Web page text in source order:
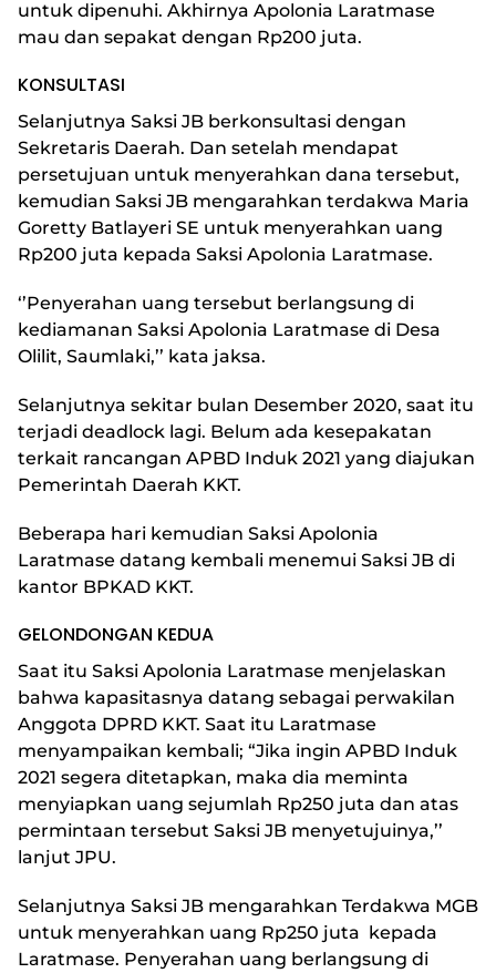
untuk dipenuhi. Akhirnya Apolonia Laratmase
mau dan sepakat dengan Rp200 juta.
KONSULTASI
Selanjutnya Saksi JB berkonsultasi dengan
Sekretaris Daerah. Dan setelah mendapat
persetujuan untuk menyerahkan dana tersebut,
kemudian Saksi JB mengarahkan terdakwa Maria
Goretty Batlayeri SE untuk menyerahkan uang
Rp200 juta kepada Saksi Apolonia Laratmase.
‘’Penyerahan uang tersebut berlangsung di
kediamanan Saksi Apolonia Laratmase di Desa
Olilit, Saumlaki,’’ kata jaksa.
Selanjutnya sekitar bulan Desember 2020, saat itu
terjadi deadlock lagi. Belum ada kesepakatan
terkait rancangan APBD Induk 2021 yang diajukan
Pemerintah Daerah KKT.
Beberapa hari kemudian Saksi Apolonia
Laratmase datang kembali menemui Saksi JB di
kantor BPKAD KKT.
GELONDONGAN KEDUA
Saat itu Saksi Apolonia Laratmase menjelaskan
bahwa kapasitasnya datang sebagai perwakilan
Anggota DPRD KKT. Saat itu Laratmase
menyampaikan kembali; “Jika ingin APBD Induk
2021 segera ditetapkan, maka dia meminta
menyiapkan uang sejumlah Rp250 juta dan atas
permintaan tersebut Saksi JB menyetujuinya,’’
lanjut JPU.
Selanjutnya Saksi JB mengarahkan Terdakwa MGB
untuk menyerahkan uang Rp250 juta kepada
Laratmase. Penyerahan uang berlangsung di